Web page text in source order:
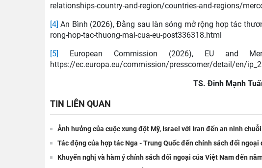
relationships-country-and-region/countries-and-regions/
[4] An Bình (2026), Đằng sau làn sóng mở rộng hợp tác
rong-hop-tac-thuong-mai-cua-eu-post336318.html
[5]
European Commission (2026), EU and
https://ec.europa.eu/commission/presscorner/detail/en/
TS. Đinh Mạnh
TIN LIÊN QUAN
Ảnh hưởng của cuộc xung đột Mỹ, Israel với Iran đến an ninh
Tác động của hợp tác Nga - Trung Quốc đến chính sách đối
Khuyến nghị và hàm ý chính sách đối ngoại của Việt Nam đến